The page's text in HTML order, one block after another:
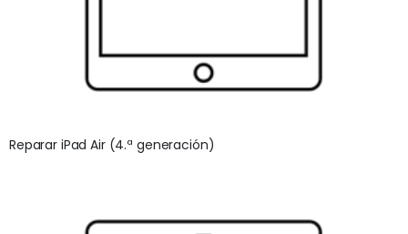
Reparar iPad Air (4.ª generación)